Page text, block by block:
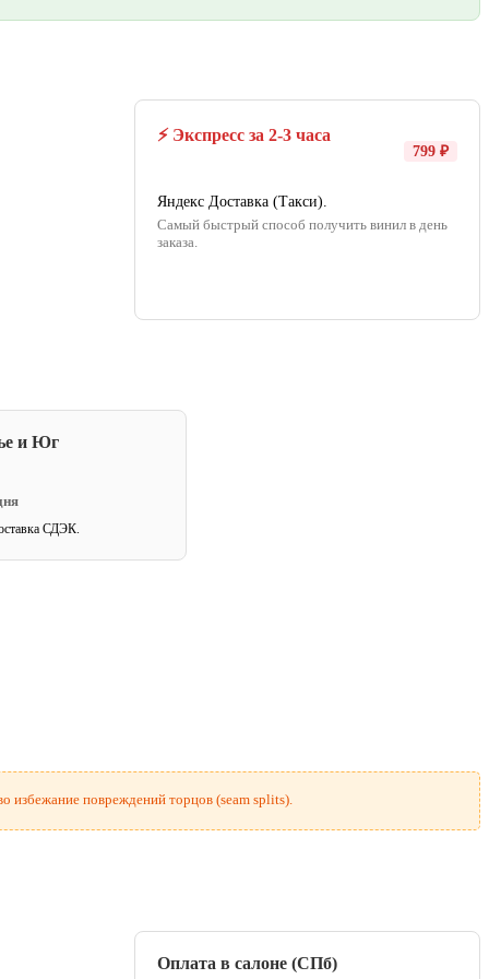
⚡ Экспресс за 2-3 часа
799 ₽
Яндекс Доставка (Такси).
Самый быстрый способ получить винил в день
заказа.
и Юг
СДЭК.
избежание повреждений торцов (seam splits).
Оплата в салоне (СПб)